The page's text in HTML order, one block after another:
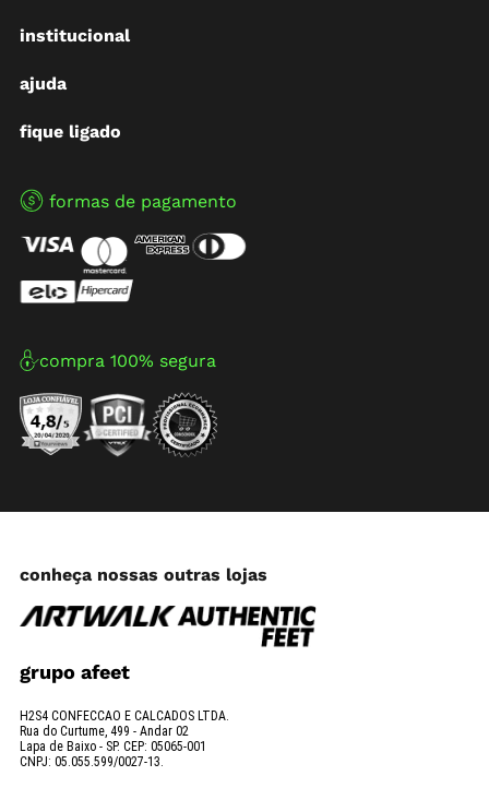
institucional
ajuda
fique ligado
formas de pagamento
compra 100% segura
conheça nossas outras lojas
grupo afeet
H2S4 CONFECCAO E CALCADOS LTDA.
Rua do Curtume, 499 - Andar 02
Lapa de Baixo - SP. CEP: 05065-001
CNPJ: 05.055.599/0027-13.